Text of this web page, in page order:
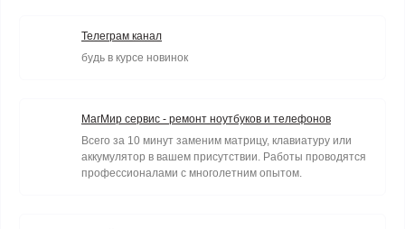
Телеграм канал
будь в курсе новинок
МагМир сервис - ремонт ноутбуков и телефонов
Всего за 10 минут заменим матрицу, клавиатуру или
аккумулятор в вашем присутствии. Работы проводятся
профессионалами с многолетним опытом.